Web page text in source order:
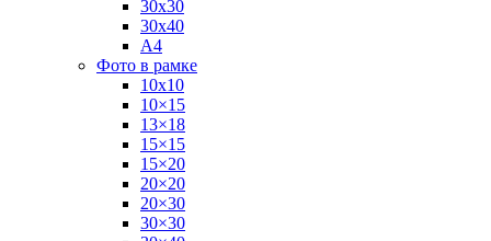
30х30
30х40
А4
Фото в рамке
10х10
10×15
13×18
15×15
15×20
20×20
20×30
30×30